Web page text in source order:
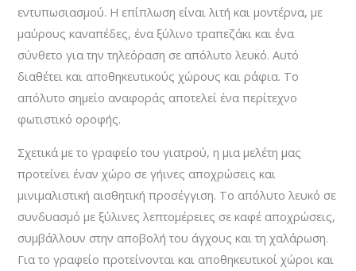
εντυπωσιασμού. Η επίπλωση είναι λιτή και μοντέρνα, με
μαύρους καναπέδες, ένα ξύλινο τραπεζάκι και ένα
σύνθετο για την τηλεόραση σε απόλυτο λευκό. Αυτό
διαθέτει και αποθηκευτικούς χώρους και ράφια. Το
απόλυτο σημείο αναφοράς αποτελεί ένα περίτεχνο
φωτιστικό οροφής.
Σχετικά με το γραφείο του γιατρού, η μια μελέτη μας
προτείνει έναν χώρο σε γήινες αποχρώσεις και
μινιμαλιστική αισθητική προσέγγιση. Το απόλυτο λευκό σε
συνδυασμό με ξύλινες λεπτομέρειες σε καφέ αποχρώσεις,
συμβάλλουν στην αποβολή του άγχους και τη χαλάρωση.
Για το γραφείο προτείνονται και αποθηκευτικοί χώροι και